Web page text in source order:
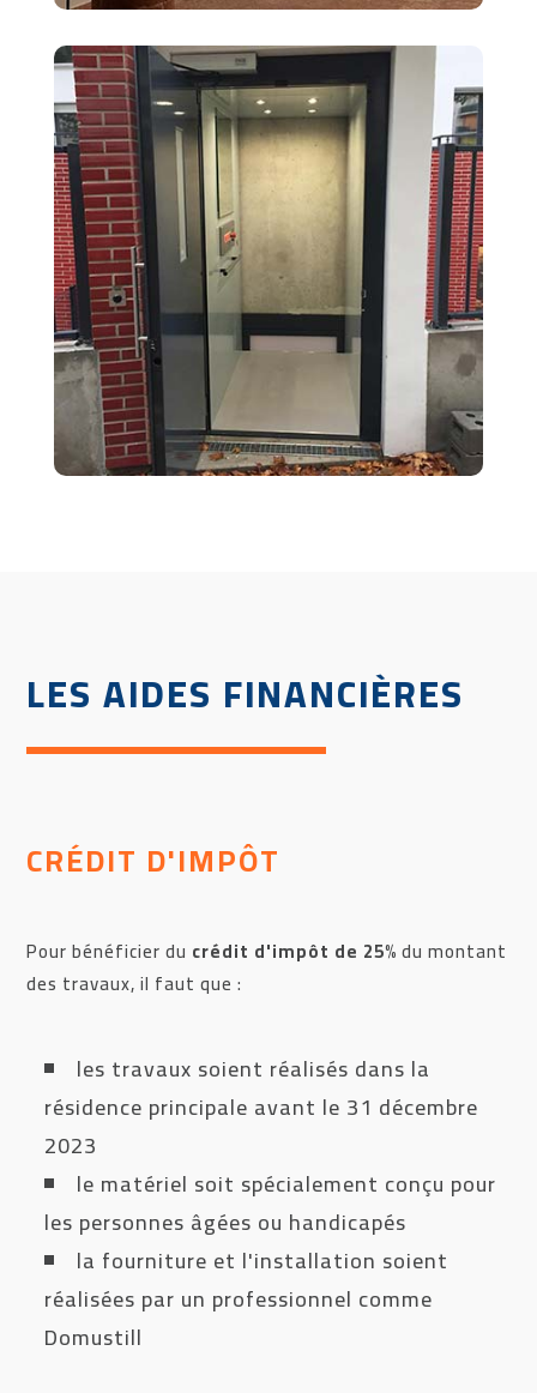
LES AIDES FINANCIÈRES
CRÉDIT D'IMPÔT
Pour bénéficier du crédit d'impôt de 25%du montant
des travaux, il faut que :
les travaux soient réalisés dans la
résidence principale avant le 31 décembre
2023
le matériel soit spécialement conçu pour
les personnes âgées ou handicapés
la fourniture et l'installation soient
réalisées par un professionnel comme
Domustill